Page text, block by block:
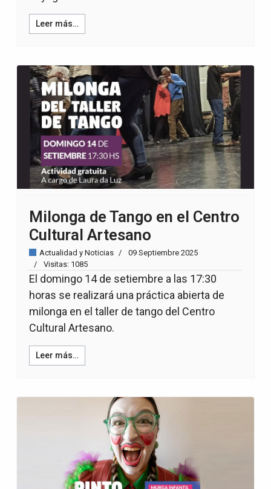
Leer más…
Milonga de Tango en el Centro
Cultural Artesano
Actualidad y Noticias
09 Septiembre 2025
Visitas: 1085
El domingo 14 de setiembre a las 17:30
horas se realizará una práctica abierta de
milonga en el taller de tango del Centro
Cultural Artesano.
Leer más…